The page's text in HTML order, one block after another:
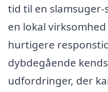
tid til en
en lokal
hurtigere
dybdegående
udfordringer, der